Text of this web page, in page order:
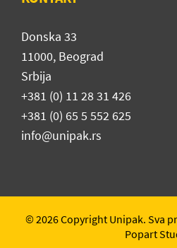
Donska 33
11000, Beograd
Srbija
+381 (0) 11 28 31 426
+381 (0) 65 5 552 625
info@unipak.rs
© 2026 Copyright Unipak. Sva
Popart